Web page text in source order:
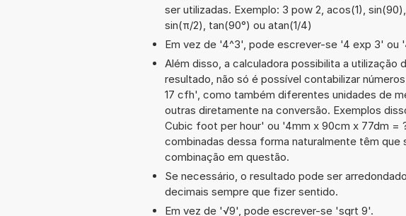
ser utilizadas. Exemplo: 3 pow 2, acos(1),
sin(π/2), tan(90°) ou atan(1/4)
Em vez de '4^3', pode escrever-se '4 exp 3' ou
Além disso, a calculadora possibilita a
resultado, não só é possível contabilizar
17 cfh', como também diferentes unidades de
outras diretamente na conversão. Exemplos
Cubic foot per hour' ou '4mm x 90cm x 77dm =
combinadas dessa forma naturalmente têm que
combinação em questão.
Se necessário, o resultado pode ser
decimais sempre que fizer sentido.
Em vez de '√9', pode escrever-se 'sqrt 9'.